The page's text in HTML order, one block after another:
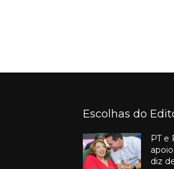
Escolhas do
PT e
diz